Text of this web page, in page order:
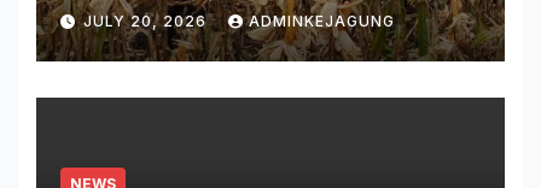
JULY 20, 2026 ADMINKEJAGUNG
NEWS